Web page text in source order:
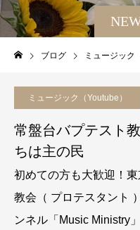
ブログ ミュージック
ミュージック（Youtube）
常盤台バプテスト
ちは主の民
初めての方も大歓迎！
教会（ プロテスタント
ンネル「Music Ministry」